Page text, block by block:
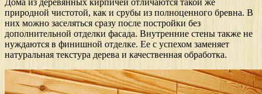
природной чистотой, как и срубы из полноценного бревна. В
них можно заселяться сразу после постройки без
дополнительной отделки фасада. Внутренние стены также не
нуждаются в финишной отделке. Ее с успехом заменяет
натуральная текстура дерева и качественная обработка.